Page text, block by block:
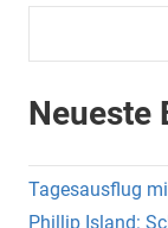
Neueste
Tagesausflug
Phillip Island: